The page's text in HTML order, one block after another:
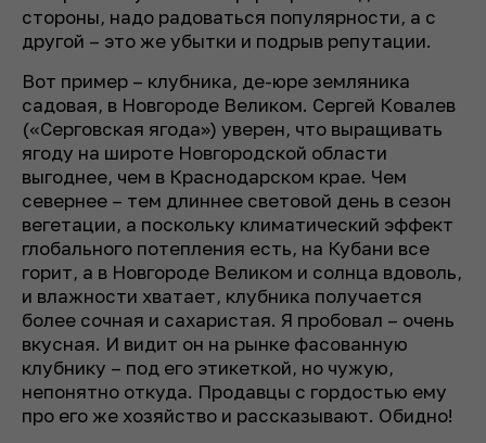
стороны, надо радоваться популярности, а с
другой – это же убытки и подрыв репутации.
Вот пример – клубника, де-юре земляника
садовая, в Новгороде Великом. Сергей Ковалев
(«Серговская ягода») уверен, что выращивать
ягоду на широте Новгородской области
выгоднее, чем в Краснодарском крае. Чем
севернее – тем длиннее световой день в сезон
вегетации, а поскольку климатический эффект
глобального потепления есть, на Кубани все
горит, а в Новгороде Великом и солнца вдоволь,
и влажности хватает, клубника получается
более сочная и сахаристая. Я пробовал – очень
вкусная. И видит он на рынке фасованную
клубнику – под его этикеткой, но чужую,
непонятно откуда. Продавцы с гордостью ему
про его же хозяйство и рассказывают. Обидно!